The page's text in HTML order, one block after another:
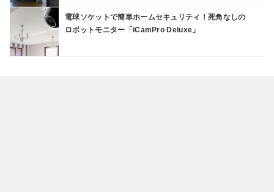
電球ソケットで簡単ホームセキュリティ！死角なしの
ロボットモニター「iCamPro Deluxe」